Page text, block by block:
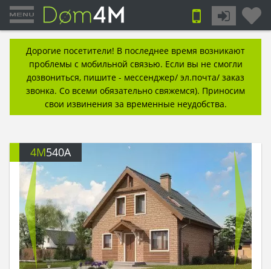
Дорогие посетители! В последнее время возникают
проблемы с мобильной связью. Если вы не смогли
дозвониться, пишите - мессенджер/ эл.почта/ заказ
звонка. Со всеми обязательно свяжемся). Приносим
свои извинения за временные неудобства.
4M540A